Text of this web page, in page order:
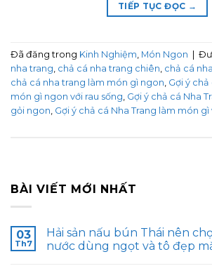
TIẾP TỤC ĐỌC →
Đã đăng trong Kinh Nghiệm Món Ngon
nha trang chả cá nha trang chiên chả cá
chả cá nha trang làm món gì ngon Gợi ý
món gì ngon với rau sống Gợi ý chả cá Nha
gỏi ngon Gợi ý chả cá Nha Trang làm món
BÀI VIẾT MỚI NHẤT
03
Th7
Hải sản nấu bún Thái nên
nước dùng ngọt và tô đẹp